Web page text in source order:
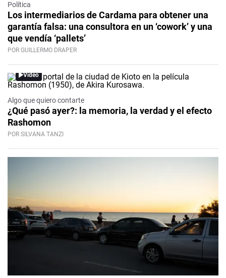
Política
Los intermediarios de Cardama para obtener una
garantía falsa: una consultora en un ‘cowork’ y una
que vendía ‘pallets’
POR GUILLERMO DRAPER
Video
Algo que quiero contarte
¿Qué pasó ayer?: la memoria, la verdad y el efecto
Rashomon
POR SILVANA TANZI